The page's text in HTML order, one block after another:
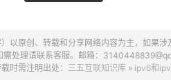
以原创、转载和分享网络内容为主，如果
处理请联系客服。邮箱：
时需注明出处： 三五互联知识库» ipv6和